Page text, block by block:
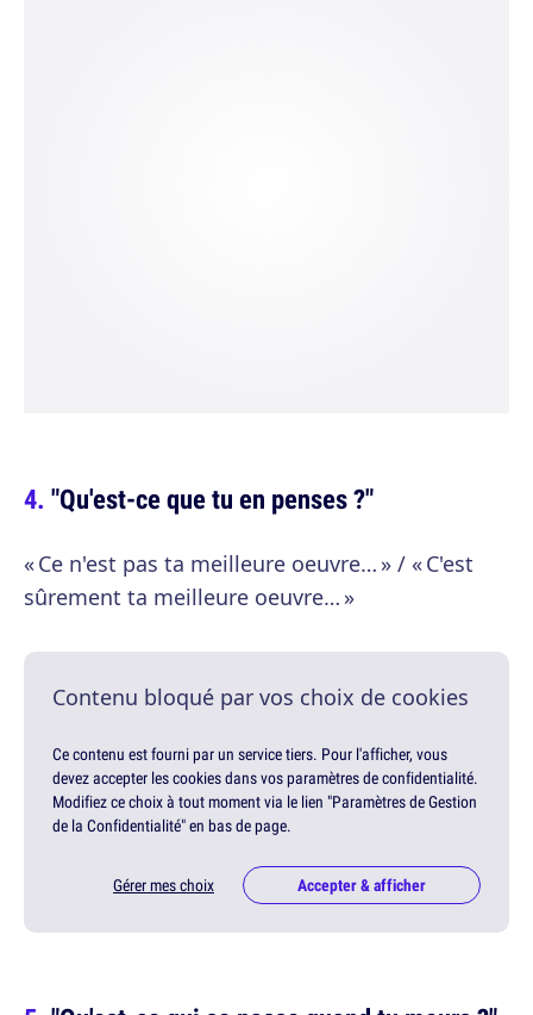
"Qu'est-ce que tu en penses ?"
« Ce n'est pas ta meilleure oeuvre… » / « C'est
sûrement ta meilleure oeuvre… »
Contenu bloqué par vos choix de cookies
Ce contenu est fourni par un service tiers. Pour l'afficher, vous
devez accepter les cookies dans vos paramètres de confidentialité.
Modifiez ce choix à tout moment via le lien "Paramètres de Gestion
de la Confidentialité" en bas de page.
Gérer mes choix Accepter & afficher